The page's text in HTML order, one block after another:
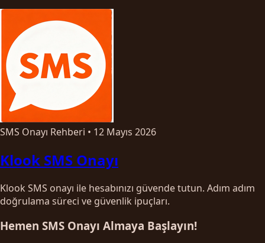
SMS Onayı Rehberi • 12 Mayıs 2026
Klook SMS Onayı
Klook SMS onayı ile hesabınızı güvende tutun. Adım adım
doğrulama süreci ve güvenlik ipuçları.
Hemen SMS Onayı Almaya Başlayın!